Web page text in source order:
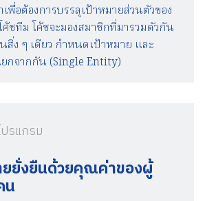
พื่อต้องการบรรลุเป้าหมายส่วนตัวของ
ชทีม โค้ชจะมองสมาชิกที่มารวมตัวกัน
ง ๆ เดียว กำหนดเป้าหมาย และ
ยกจากกัน (Single Entity)
รแกรม
ยยั่งยืนด้วยคุณค่าของผู้
น